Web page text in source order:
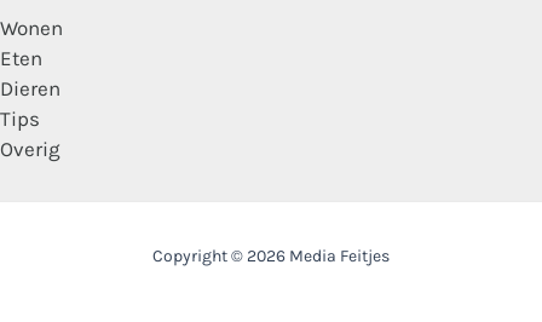
Wonen
Eten
Dieren
Tips
Overig
Copyright © 2026 Media Feitjes